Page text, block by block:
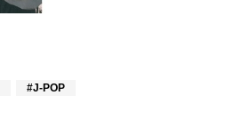
#J-POP